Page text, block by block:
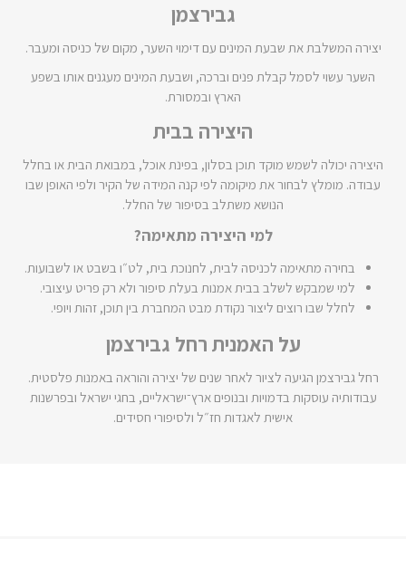
גבירצמן
יצירה המשלבת את שבעת המינים עם דימוי השער, מקום של כניסה ומעבר.
השער עשוי לסמל קבלת פנים וברכה, ושבעת המינים מעגנים אותו בשפע
הארץ ובמסורת.
היצירה בבית
היצירה יכולה לשמש מוקד תוכן בסלון, בפינת אוכל, במבואת הבית או בחלל
עבודה. מומלץ לבחור את מיקומה לפי קנה המידה של הקיר ולפי האופן שבו
הנושא משתלב בסיפור של החלל.
למי היצירה מתאימה?
בחירה מתאימה לכניסה לבית, לחנוכת בית, לט״ו בשבט או לשבועות.
למי שמבקש לשלב בבית אמנות בעלת סיפור ולא רק פריט עיצובי.
לחלל שבו רוצים ליצור נקודת מבט המחברת בין תוכן, זהות ויופי.
על האמנית רחל גבירצמן
רחל גבירצמן הגיעה לציור לאחר שנים של יצירה והוראה באמנות פלסטית.
עבודותיה עוסקות בדמויות ובנופים ארץ־ישראליים, בחגי ישראל ובפרשנות
אישית לאגדות חז״ל ולסיפורי חסידים.